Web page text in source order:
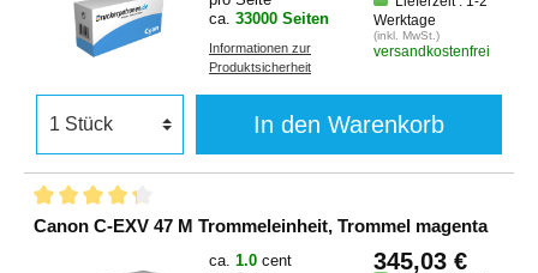
ca. 33000 Seiten
Informationen zur
Produktsicherheit
Werktage
(inkl. MwSt.)
versandkostenfrei
In den Warenkorb
Canon C-EXV 47 M Trommeleinheit, Trommel magenta
ca. 1.0 cent
345,03 €